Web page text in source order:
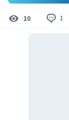
10 1